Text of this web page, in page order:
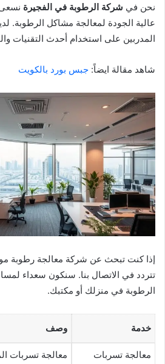
نحن في شركة الرطوبة في الفجيرة
عالية الجودة لمعالجة مشاكل الرطوبة.
المدربين على استخدام أحدث التقنيات
شاهد مقالة ايضاً: جبس بورد بالكويت
إذا كنت تبحث عن شركة معالجة رطوبة
تتردد في الاتصال بنا. سنكون سعداء
الرطوبة في منزلك أو مكتبك.
خدمة وصف
معالجة تسربات
معالجة تسربات